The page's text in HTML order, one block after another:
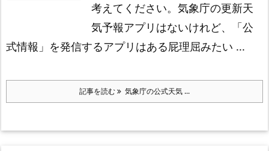
考えてください。気象庁の更新天
気予報アプリはないけれど、「公
式情報」を発信するアプリはある屁理屈みたい ...
記事を読む 気象庁の公式天気 ...